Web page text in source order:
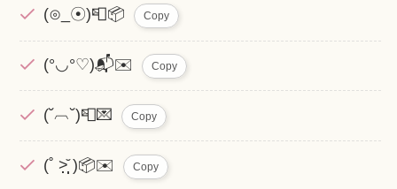
(⊙_☉)📮📦 Copy
(°◡°♡)📬✉️ Copy
(˘︹˘)📮💌 Copy
(˚ ˃̣̣̣̣̣̣̣̣̣̣̣̣̣̣̣̣̣̣̣̣̣̣̣̣̣̣̣̣̩̩̩̆ )📦✉️ Copy